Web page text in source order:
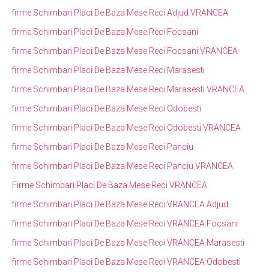
firme Schimbari Placi De Baza Mese Reci Adjud VRANCEA
firme Schimbari Placi De Baza Mese Reci Focsani
firme Schimbari Placi De Baza Mese Reci Focsani VRANCEA
firme Schimbari Placi De Baza Mese Reci Marasesti
firme Schimbari Placi De Baza Mese Reci Marasesti VRANCEA
firme Schimbari Placi De Baza Mese Reci Odobesti
firme Schimbari Placi De Baza Mese Reci Odobesti VRANCEA
firme Schimbari Placi De Baza Mese Reci Panciu
firme Schimbari Placi De Baza Mese Reci Panciu VRANCEA
Firme Schimbari Placi De Baza Mese Reci VRANCEA
firme Schimbari Placi De Baza Mese Reci VRANCEA Adjud
firme Schimbari Placi De Baza Mese Reci VRANCEA Focsani
firme Schimbari Placi De Baza Mese Reci VRANCEA Marasesti
firme Schimbari Placi De Baza Mese Reci VRANCEA Odobesti